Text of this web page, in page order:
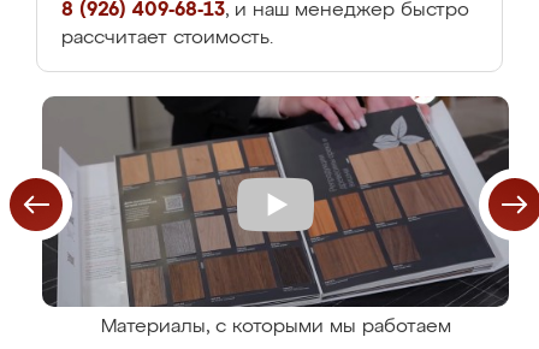
8 (926) 409-68-13, и наш менеджер быстро
рассчитает стоимость.
Материалы, с которыми мы работаем